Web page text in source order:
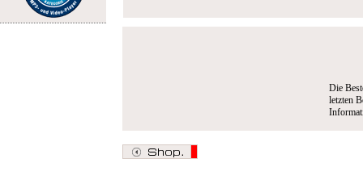
Die
letzten